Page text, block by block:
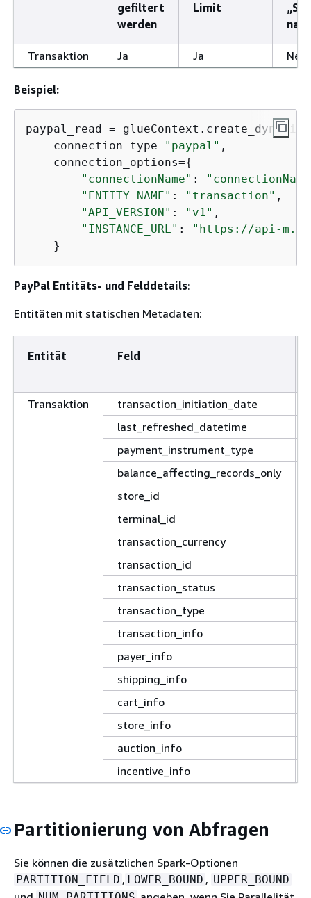
gefiltert
werden
Limit
Transaktion Ja Ja Nein
Beispiel:
paypal_read =
    connection_type=
"paypal" ,
    connection_options=
{
"connectionName" :
"ENTITY_NAME" : "transaction" ,
"API_VERSION" : "v1" ,
"INSTANCE_URL" :
"https://api-
    }
PayPal Entitäts- und Felddetails:
Entitäten mit statischen Metadaten:
Entität Feld
Transaktion transaction_initiation_date
last_refreshed_datetime
payment_instrument_type
balance_affecting_records_only
store_id
terminal_id
transaction_currency
transaction_id
transaction_status
transaction_type
transaction_info
payer_info
shipping_info
cart_info
store_info
auction_info
incentive_info
Partitionierung von Abfragen
Sie können die zusätzlichen Spark-Optionen
PARTITION_FIELD , LOWER_BOUND , UPPER_BOUND